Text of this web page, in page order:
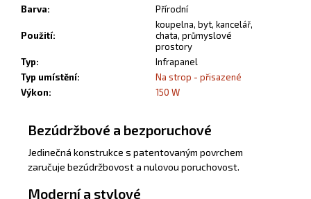
Barva: Přírodní
Použití:
koupelna, byt, kancelář,
chata, průmyslové
prostory
Typ:
Infrapanel
Typ umístění:
Na strop - přisazené
Výkon: 150 W
Bezúdržbové a bezporuchové
Jedinečná konstrukce s patentovaným povrchem
zaručuje bezúdržbovost a nulovou poruchovost.
Moderní a stylové